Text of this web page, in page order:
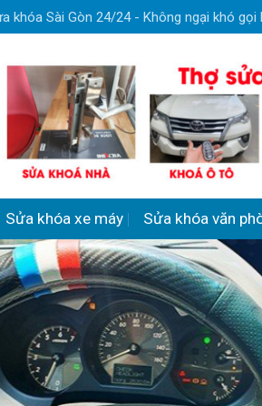
khóa Sài Gòn 24/24 - Không ngại khó gọi
Sửa khóa xe máy Sửa khóa văn